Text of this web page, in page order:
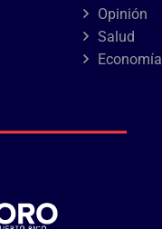
Opinión
Salud
Economía